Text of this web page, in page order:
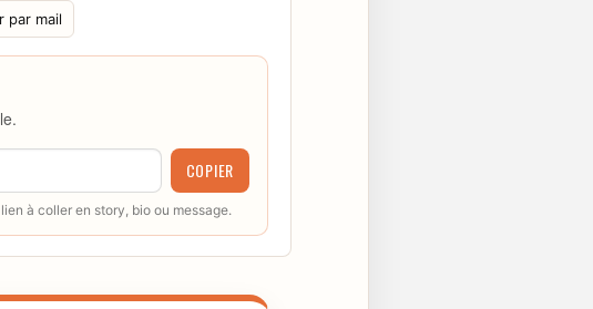
par mail
COPIER
à coller en story, bio ou message.